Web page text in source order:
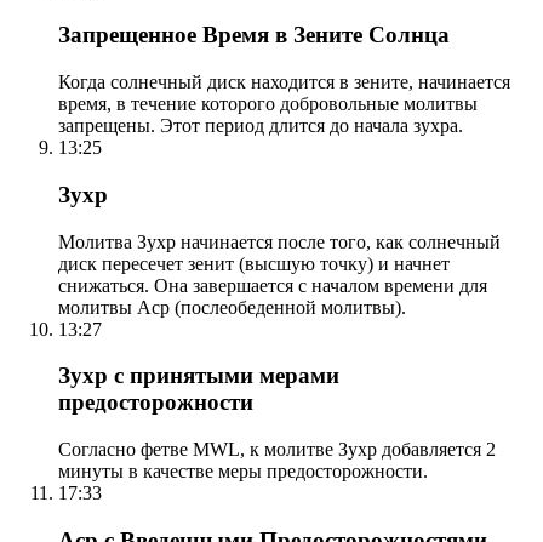
Запрещенное Время в Зените Солнца
Когда солнечный диск находится в зените, начинается
время, в течение которого добровольные молитвы
запрещены. Этот период длится до начала зухра.
13:25
Зухр
Молитва Зухр начинается после того, как солнечный
диск пересечет зенит (высшую точку) и начнет
снижаться. Она завершается с началом времени для
молитвы Аср (послеобеденной молитвы).
13:27
Зухр с принятыми мерами
предосторожности
Согласно фетве MWL, к молитве Зухр добавляется 2
минуты в качестве меры предосторожности.
17:33